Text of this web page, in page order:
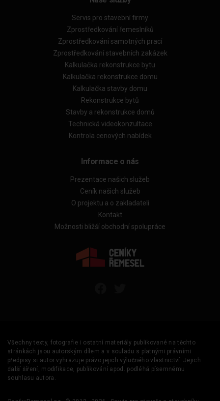
Servis pro stavební firmy
Zprostředkování řemeslníků
Zprostředkování samotných prací
Zprostředkování stavebních zakázek
Kalkulačka rekonstrukce bytu
Kalkulačka rekonstrukce domu
Kalkulačka stavby domu
Rekonstrukce bytů
Stavby a rekonstrukce domů
Technická videokonzultace
Kontrola cenových nabídek
Informace o nás
Prezentace našich služeb
Ceník našich služeb
O projektu a o zakladateli
Kontakt
Možnosti bližší obchodní spolupráce
Všechny texty, fotografie i ostatní materiály publikované na těchto
stránkách jsou autorským dílem a v souladu s platnými právními
předpisy si autor vyhrazuje právo jejich výlučného vlastnictví. Jejich
další šíření, modifikace, publikování apod. podléhá písemnému
souhlasu autora.